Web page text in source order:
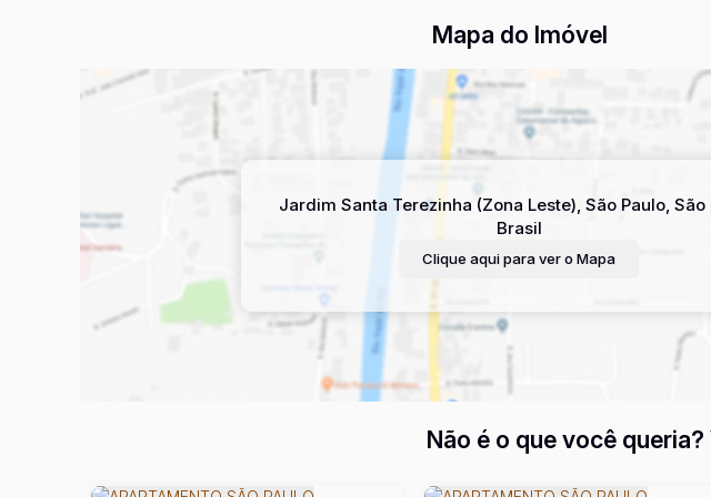
Mapa do Imóvel
Jardim Santa Terezinha (Zona Leste) São Paulo São
Brasil
Clique aqui para ver o Mapa
Não é o que você